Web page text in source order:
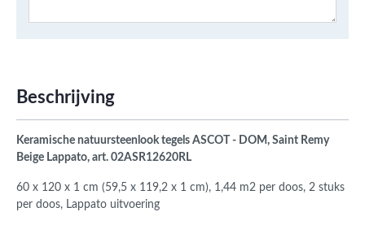
Beschrijving
Keramische natuursteenlook tegels ASCOT - DOM, Saint Remy
Beige Lappato, art. 02ASR12620RL
60 x 120 x 1 cm (59,5 x 119,2 x 1 cm), 1,44 m2 per doos, 2 stuks
per doos, Lappato uitvoering